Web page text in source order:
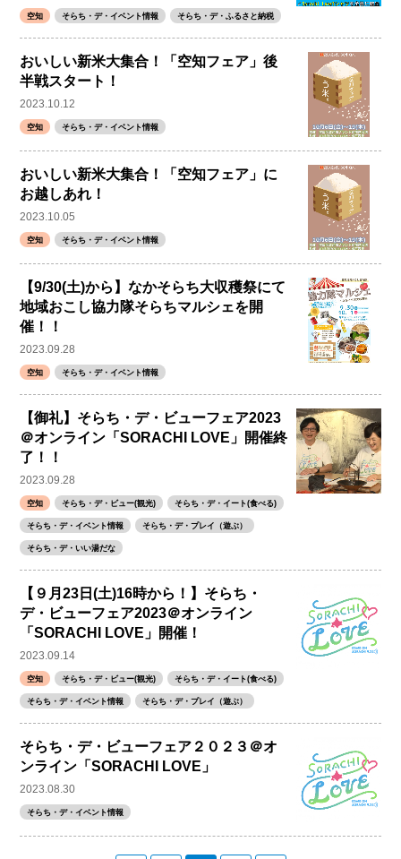
空知 そらち・デ・イベント情報 そらち・デ・ふるさと納税
おいしい新米大集合！「空知フェア」後
半戦スタート！
2023.10.12
空知 そらち・デ・イベント情報
おいしい新米大集合！「空知フェア」に
お越しあれ！
2023.10.05
空知 そらち・デ・イベント情報
【9/30(土)から】なかそらち大収穫祭にて
地域おこし協力隊そらちマルシェを開
催！！
2023.09.28
空知 そらち・デ・イベント情報
【御礼】そらち・デ・ビューフェア2023
＠オンライン「SORACHI LOVE」開催終
了！！
2023.09.28
空知 そらち・デ・ビュー(観光) そらち・デ・イート(食べる)
そらち・デ・イベント情報 そらち・デ・プレイ（遊ぶ）
そらち・デ・いい湯だな
【９月23日(土)16時から！】そらち・
デ・ビューフェア2023＠オンライン
「SORACHI LOVE」開催！
2023.09.14
空知 そらち・デ・ビュー(観光) そらち・デ・イート(食べる)
そらち・デ・イベント情報 そらち・デ・プレイ（遊ぶ）
そらち・デ・ビューフェア２０２３＠オ
ンライン「SORACHI LOVE」
2023.08.30
そらち・デ・イベント情報